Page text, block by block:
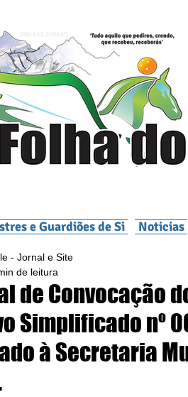
e Guardiões de Si Noticias
de Convocação
Simplificado nº
à Secretaria
- Jornal e Site
de leitura